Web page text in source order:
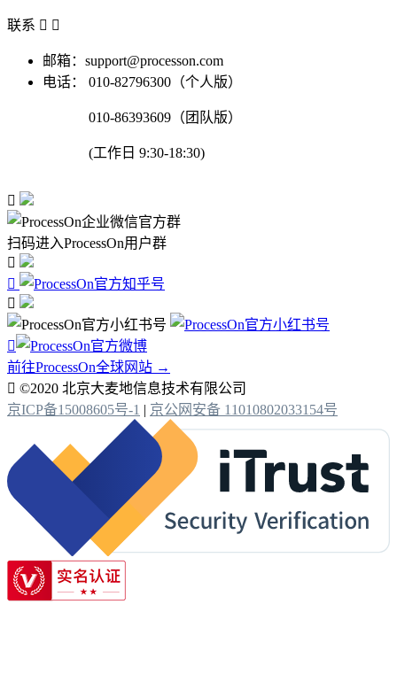
联系  
邮箱：support@processon.com
电话：
010-82796300（个人版）
010-86393609（团队版）
(工作日 9:30-18:30)

扫码进入ProcessOn用户群




前往ProcessOn全球网站 →
 ©2020 北京大麦地信息技术有限公司
京ICP备15008605号-1 | 京公网安备 11010802033154号